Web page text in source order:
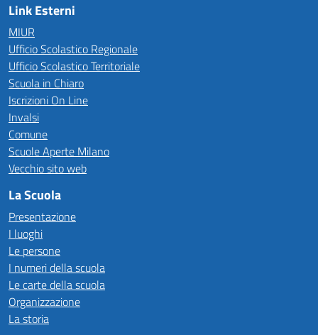
Link Esterni
MIUR
Ufficio Scolastico Regionale
Ufficio Scolastico Territoriale
Scuola in Chiaro
Iscrizioni On Line
Invalsi
Comune
Scuole Aperte Milano
Vecchio sito web
La Scuola
Presentazione
I luoghi
Le persone
I numeri della scuola
Le carte della scuola
Organizzazione
La storia